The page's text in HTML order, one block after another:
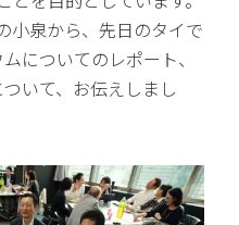
小泉から、先日のタイで
についてのレポート、
いて、お伝えしまし